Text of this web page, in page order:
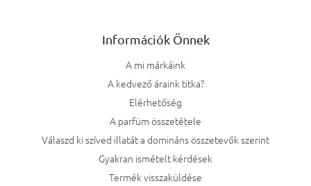
Információk Önnek
A mi márkáink
A kedvező áraink titka?
Elérhetőség
A parfüm összetétele
Válaszd ki szíved illatát a domináns összetevők szerint
Gyakran ismételt kérdések
Termék visszaküldése